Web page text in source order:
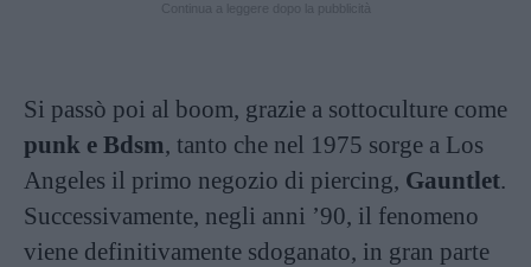
Si passò poi al boom, grazie a sottoculture come
punk e Bdsm, tanto che nel 1975 sorge a Los
Angeles il primo negozio di piercing, Gauntlet.
Successivamente, negli anni ’90, il fenomeno
viene definitivamente sdoganato, in gran parte